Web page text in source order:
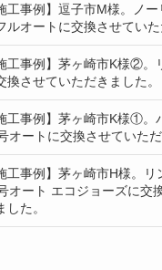
工事例】逗子市M様。ノ
ルオートに交換させていた
工事例】茅ヶ崎市K様②。
換させていただきました。
工事例】茅ヶ崎市K様①。
オートに交換させていただ
工事例】茅ヶ崎市H様。
オート エコジョーズに交
した。